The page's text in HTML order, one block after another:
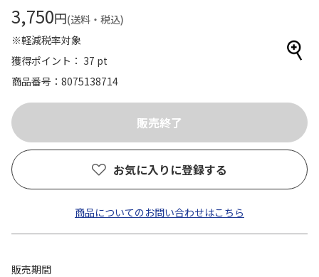
3,750円(送料・税込)
※軽減税率対象
獲得ポイント： 37 pt
商品番号
8075138714
お気に入りに登録する
商品についてのお問い合わせはこちら
販売期間